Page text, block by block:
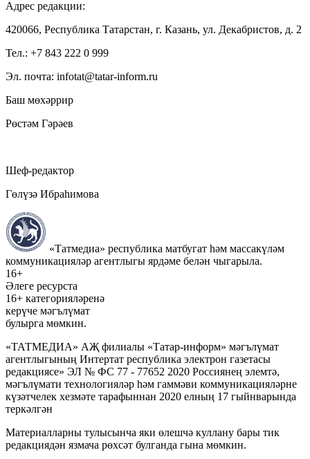
Адрес редакции:
420066, Республика Татарстан, г. Казань, ул. Декабристов, д. 2
Тел.: +7 843 222 0 999
Эл. почта: infotat@tatar-inform.ru
Баш мөхәррир
Рөстәм Гәрәев
Шеф-редактор
Гөлүзә Ибраһимова
«Татмедиа» республика матбугат һәм массакүләм
коммуникацияләр агентлыгы ярдәме белән чыгарыла.
16+
Әлеге ресурста
16+ категорияләренә
керүче мәгълүмат
булырга мөмкин.
«ТАТМЕДИА» АҖ филиалы «Татар-информ» мәгълүмат
агентлыгының Интертат республика электрон газетасы
редакциясе» ЭЛ № ФС 77 - 77652 2020 Россиянең элемтә,
мәгълүмати технологияләр һәм гаммәви коммуникацияләрне
күзәтчелек хезмәте тарафыннан 2020 елның 17 гыйнварында
теркәлгән
Материалларны тулысынча яки өлешчә куллану бары тик
редакциядән язмача рөхсәт булганда гына мөмкин.